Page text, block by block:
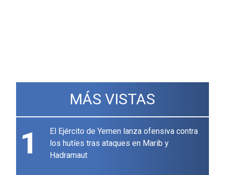
MÁS VISTAS
1
El Ejército de Yemen lanza ofensiva contra
los hutíes tras ataques en Marib y
Hadramaut